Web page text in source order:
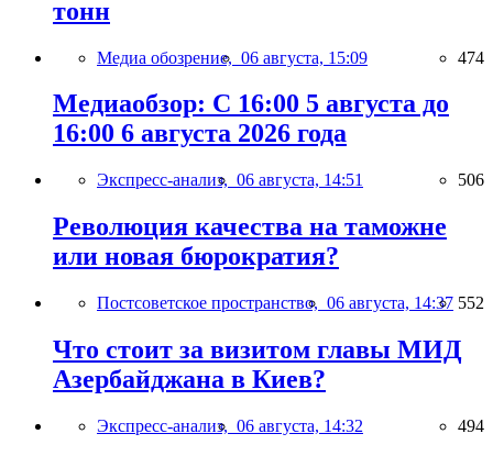
тонн
Медиа обозрение, 06 августа, 15:09 474
Медиаобзор: С 16:00 5 августа до
16:00 6 августа 2026 года
Экспресс-анализ, 06 августа, 14:51 506
Революция качества на таможне
или новая бюрократия?
Постсоветское пространство, 06 августа, 14:37 552
Что стоит за визитом главы МИД
Азербайджана в Киев?
Экспресс-анализ, 06 августа, 14:32 494